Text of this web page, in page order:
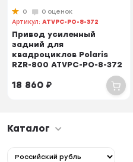
0
0 оценок
Артикул:ATVPC-PO-8-372
Привод усиленный
задний для
квадроциклов Polaris
RZR-800 ATVPC-PO-8-372
18 860₽
Каталог